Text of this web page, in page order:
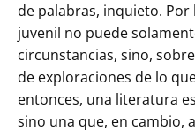
de palabras, inquieto.
juvenil no puede
circunstancias, sino,
de exploraciones de lo
entonces, una literatura
sino una que, en cambio,